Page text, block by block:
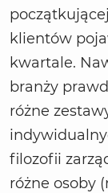
klientów
kwartale.
branży
różne
filozofii
różne osoby